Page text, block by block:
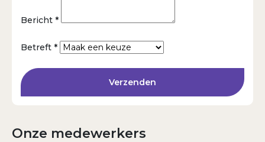
Bericht *
Betreft *
Verzenden
Onze medewerkers